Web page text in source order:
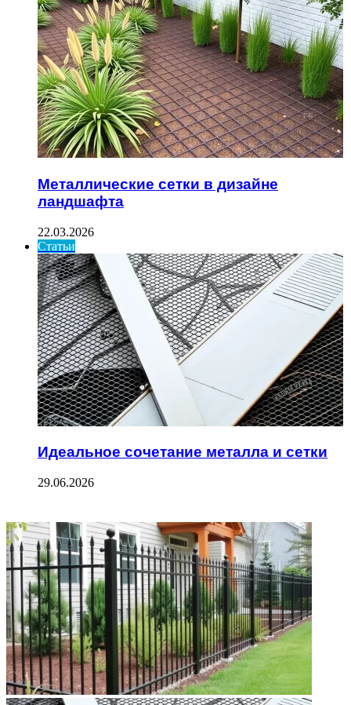
Металлические сетки в дизайне
ландшафта
22.03.2026
Статьи
Идеальное сочетание металла и сетки
29.06.2026